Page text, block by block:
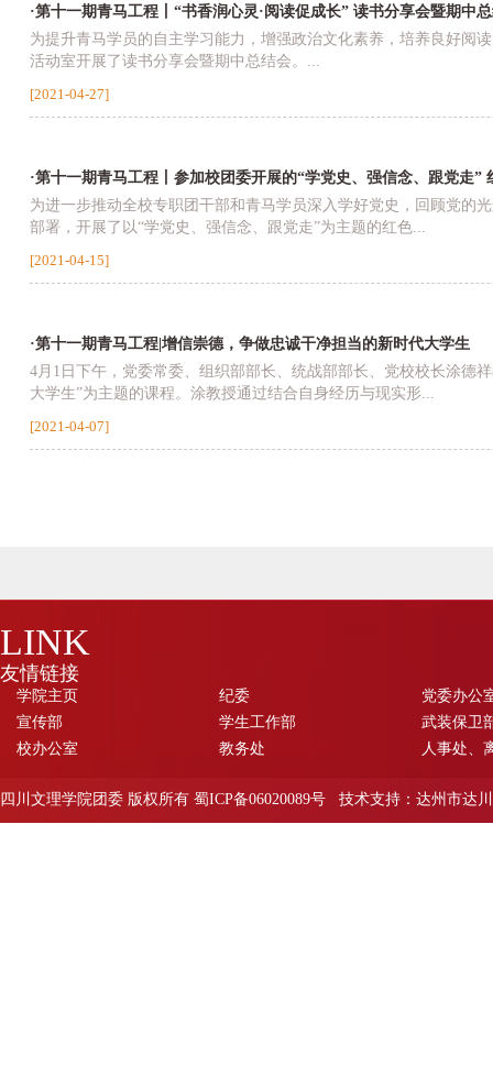
·第十一期青马工程丨“书香润心灵·阅读促成长” 读书分享会暨期中
为提升青马学员的自主学习能力，增强政治文化素养，培养良好阅
活动室开展了读书分享会暨期中总结会。...
[2021-04-27]
·第十一期青马工程丨参加校团委开展的“学党史、强信念、跟党走”
为进一步推动全校专职团干部和青马学员深入学好党史，回顾党的
部署，开展了以“学党史、强信念、跟党走”为主题的红色...
[2021-04-15]
·第十一期青马工程|增信崇德，争做忠诚干净担当的新时代大学生
4月1日下午，党委常委、组织部部长、统战部部长、党校校长涂德
大学生”为主题的课程。涂教授通过结合自身经历与现实形...
[2021-04-07]
LINK
友情链接
学院主页 纪委
党委办公
宣传部
学生工作部
武装保卫
校办公室
教务处 人事处、
四川文理学院团委 版权所有 蜀ICP备06020089号 技术支持：达州市达